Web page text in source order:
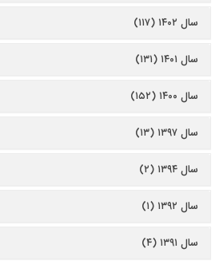
سال ۱۴۰۲ (۱۱۷)
سال ۱۴۰۱ (۱۳۱)
سال ۱۴۰۰ (۱۵۲)
سال ۱۳۹۷ (۱۳)
سال ۱۳۹۴ (۲)
سال ۱۳۹۲ (۱)
سال ۱۳۹۱ (۴)